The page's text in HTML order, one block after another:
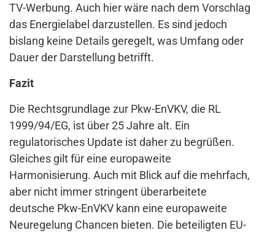
TV-Werbung. Auch hier wäre nach dem Vorschlag
das Energielabel darzustellen. Es sind jedoch
bislang keine Details geregelt, was Umfang oder
Dauer der Darstellung betrifft.
Fazit
Die Rechtsgrundlage zur Pkw-EnVKV, die RL
1999/94/EG, ist über 25 Jahre alt. Ein
regulatorisches Update ist daher zu begrüßen.
Gleiches gilt für eine europaweite
Harmonisierung. Auch mit Blick auf die mehrfach,
aber nicht immer stringent überarbeitete
deutsche Pkw-EnVKV kann eine europaweite
Neuregelung Chancen bieten. Die beteiligten EU-